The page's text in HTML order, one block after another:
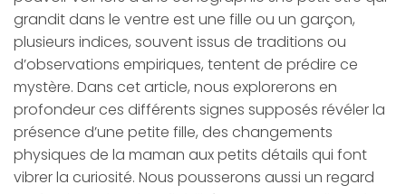
grandit dans le ventre est une fille ou un garçon,
plusieurs indices, souvent issus de traditions ou
d’observations empiriques, tentent de prédire ce
mystère. Dans cet article, nous explorerons en
profondeur ces différents signes supposés révéler la
présence d’une petite fille, des changements
physiques de la maman aux petits détails qui font
vibrer la curiosité. Nous pousserons aussi un regard